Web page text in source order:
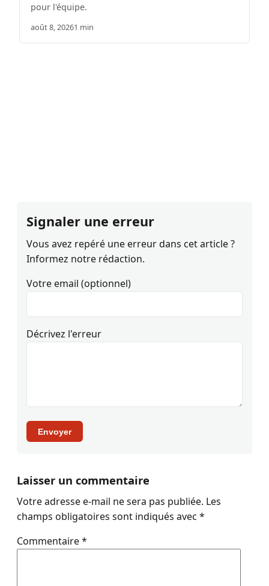
pour l'équipe.
août 8, 20261 min
Signaler une erreur
Vous avez repéré une erreur dans cet article ?
Informez notre rédaction.
Votre email (optionnel)
Décrivez l'erreur
Envoyer
Laisser un commentaire
Votre adresse e-mail ne sera pas publiée. Les
champs obligatoires sont indiqués avec *
Commentaire*